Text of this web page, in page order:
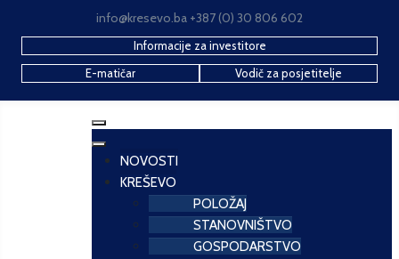
info@kresevo.ba +387 (0) 30 806 602
Informacije za investitore
E-matičar
Vodič za posjetitelje
NOVOSTI
KREŠEVO
POLOŽAJ
STANOVNIŠTVO
GOSPODARSTVO